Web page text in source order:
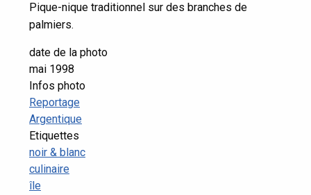
Pique-nique traditionnel sur des branches de
palmiers.
date de la photo
mai 1998
Infos photo
Reportage
Argentique
Etiquettes
noir & blanc
culinaire
île